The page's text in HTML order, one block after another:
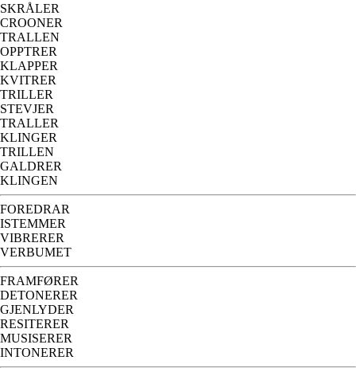
SKRÅLER
CROONER
TRALLEN
OPPTRER
KLAPPER
KVITRER
TRILLER
STEVJER
TRALLER
KLINGER
TRILLEN
GALDRER
KLINGEN
FOREDRAR
ISTEMMER
VIBRERER
VERBUMET
FRAMFØRER
DETONERER
GJENLYDER
RESITERER
MUSISERER
INTONERER